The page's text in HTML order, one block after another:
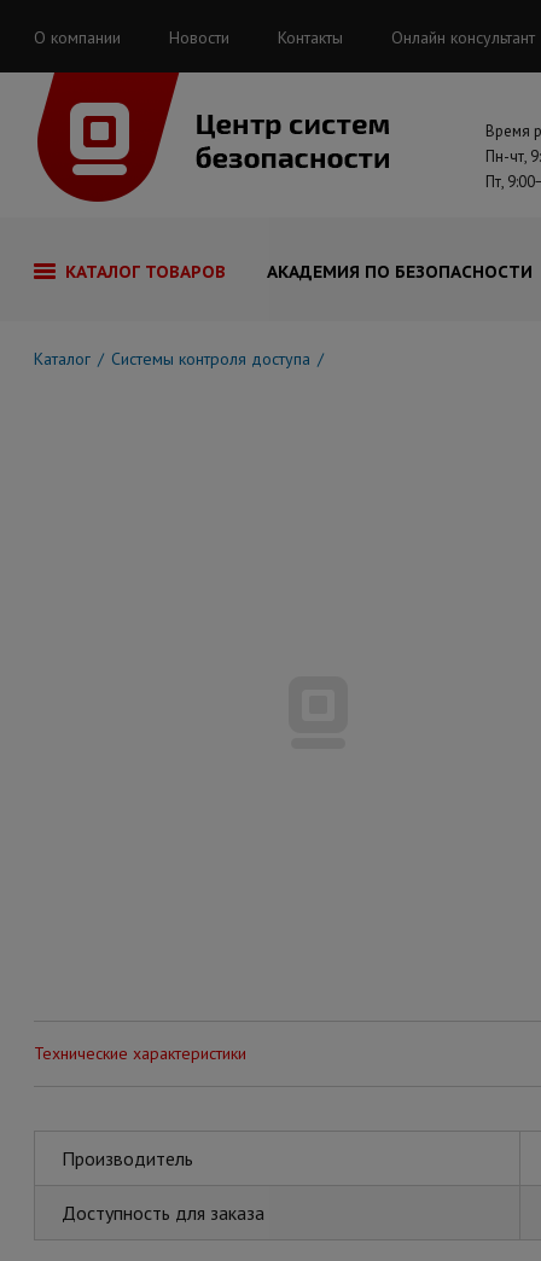
О компании Новости Контакты Онлайн консультант
Время
Пн-чт,
Пт,
КАТАЛОГ ТОВАРОВ АКАДЕМИЯ ПО БЕЗОПАСНОСТИ
Каталог Системы контроля доступа
Технические характеристики
Производитель
Доступность для заказа